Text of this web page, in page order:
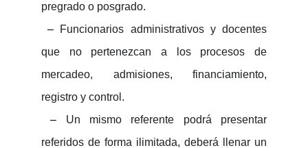
pregrado o posgrado.
– Funcionarios administrativos y docentes
que no pertenezcan a los procesos de
mercadeo, admisiones, financiamiento,
registro y control.
– Un mismo referente podrá presentar
referidos de forma ilimitada, deberá llenar un